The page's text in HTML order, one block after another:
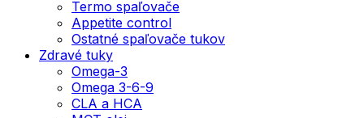
Termo spaľovače
Appetite control
Ostatné spaľovače tukov
Zdravé tuky
Omega-3
Omega 3-6-9
CLA a HCA